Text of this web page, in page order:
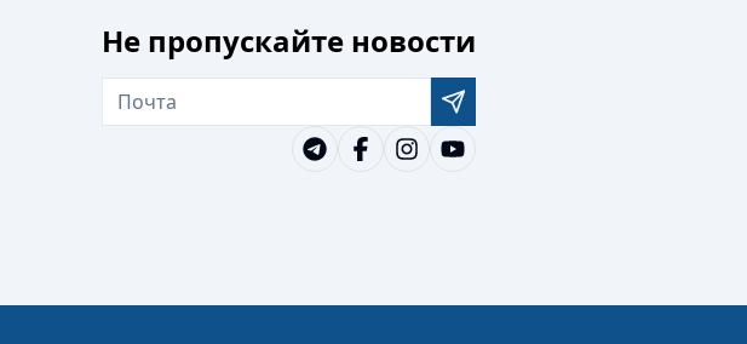
Не пропускайте новости